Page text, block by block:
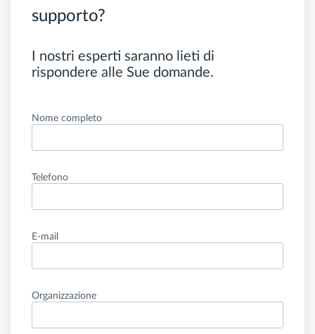
supporto?
I nostri esperti saranno lieti di
rispondere alle Sue domande.
Nome completo
Telefono
E-mail
Organizzazione